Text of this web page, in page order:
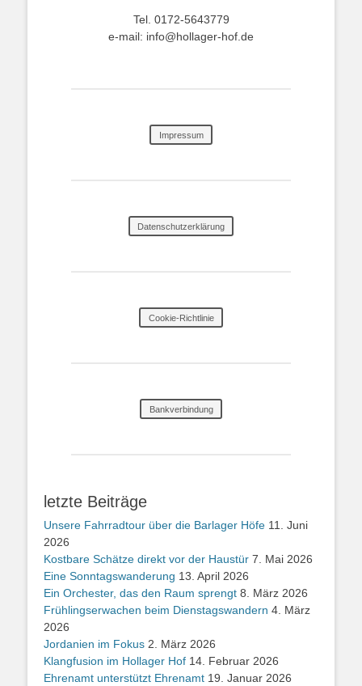
Tel. 0172-5643779
e-mail: info@hollager-hof.de
Impressum
Datenschutzerklärung
Cookie-Richtlinie
Bankverbindung
letzte Beiträge
Unsere Fahrradtour über die Barlager Höfe 11. Juni
2026
Kostbare Schätze direkt vor der Haustür 7. Mai 2026
Eine Sonntagswanderung 13. April 2026
Ein Orchester, das den Raum sprengt 8. März 2026
Frühlingserwachen beim Dienstagswandern 4. März
2026
Jordanien im Fokus 2. März 2026
Klangfusion im Hollager Hof 14. Februar 2026
Ehrenamt unterstützt Ehrenamt 19. Januar 2026